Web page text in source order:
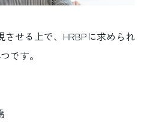
せる上で、HRBPに求められ
です。